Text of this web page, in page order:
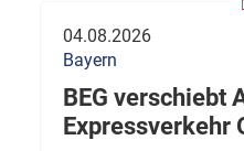
04.08.2026
Bayern
BEG verschiebt
Expressverkehr